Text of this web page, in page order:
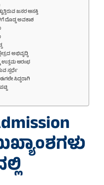
ಜನರ ಆಸಕ್ತಿ
ದೊಡ್ಡ ಅವಕಾಶ
ಅಭಿವೃದ್ಧಿ
ಉತ್ತಮ ಆರಂಭ
ಸ್ಪರ್ಧೆ
ಸಿದ್ಧರಾಗಿ